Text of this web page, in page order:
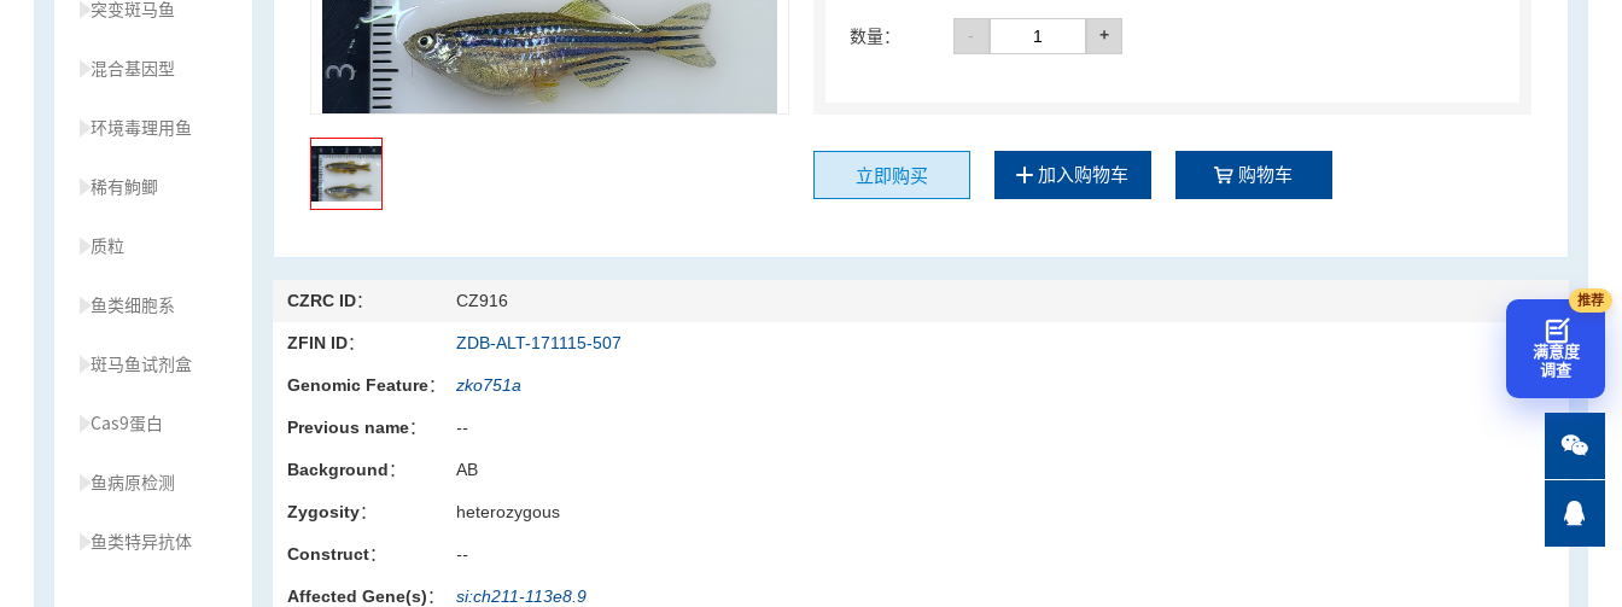
突变斑马鱼
混合基因型
环境毒理用鱼
稀有鮈鲫
质粒
鱼类细胞系
斑马鱼试剂盒
Cas9蛋白
鱼病原检测
鱼类特异抗体
数量： - +
立即购买 加入购物车 购物车
CZRC ID： CZ916
ZFIN ID： ZDB-ALT-171115-507
Genomic Feature： zko751a
Previous name： --
Background： AB
Zygosity： heterozygous
Construct： --
Affected Gene(s)： si:ch211-113e8.9
满意度
调查

